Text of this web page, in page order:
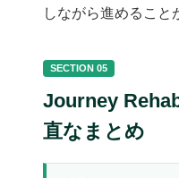
しながら進めること
SECTION 05
Journey
直なまとめ